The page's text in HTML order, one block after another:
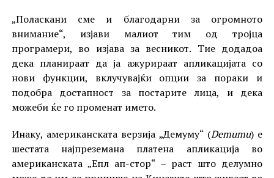
„Поласкани сме и благодарни за огромното
внимание“, изјави малиот тим од тројца
програмери, во изјава за весникот. Тие додадоа
дека планираат да ја ажурираат апликацијата со
нови функции, вклучувајќи опции за пораки и
подобра достапност за постарите лица, и дека
можеби ќе го променат името.
Инаку, американската верзија „Демуму“ (Demumu) е
шестата најпреземана платена апликација во
американската „Епл ап-стор“ – раст што делумно